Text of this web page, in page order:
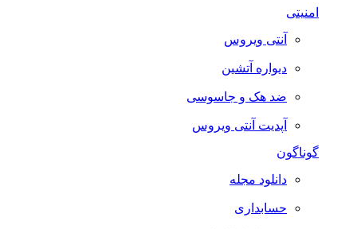
امنیتی
آنتی ویروس
دیواره آتشین
ضد هک و جاسوسی
آپدیت آنتی ویروس
گوناگون
دانلود مجله
حسابداری